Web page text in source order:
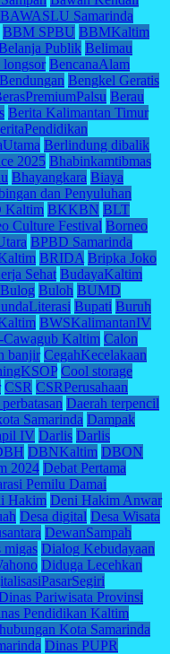
BAWASLU Samarinda
BBM SPBU BBMKaltim
Publik Belimau
longsor BencanaAlam
Bendungan Bengkel Geratis
Berau
Berita Kalimantan Timur
Berlindung dibalik
2025 Bhabinkamtibmas
Bhayangkara Biaya
dan Penyuluhan
Kaltim BKKBN BLT
Culture Festival Borneo
BPBD Samarinda
BRIDA Bripka Joko
Sehat BudayaKaltim
Bulog Buloh BUMD
Bupati Buruh
BWSKalimantanIV
Cawagub Kaltim Calon
banjir CegahKecelakaan
Cool storage
CSR CSRPerusahaan
Daerah terpencil
Samarinda Dampak
IV Darlis Darlis
DBNKaltim DBON
2024 Debat Pertama
Pemilu Damai
Hakim Deni Hakim Anwar
Desa digital Desa Wisata
DewanSampah
migas Dialog Kebudayaan
Diduga Lecehkan
Pariwisata Provinsi
Pendidikan Kaltim
Kota Samarinda
Dinas PUPR